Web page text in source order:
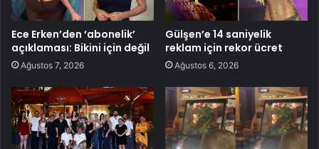
Ece Erken’den ‘abonelik’
açıklaması: Bikini için değil
Ağustos 7, 2026
Gülşen’e 14 saniyelik
reklam için rekor ücret
Ağustos 6, 2026